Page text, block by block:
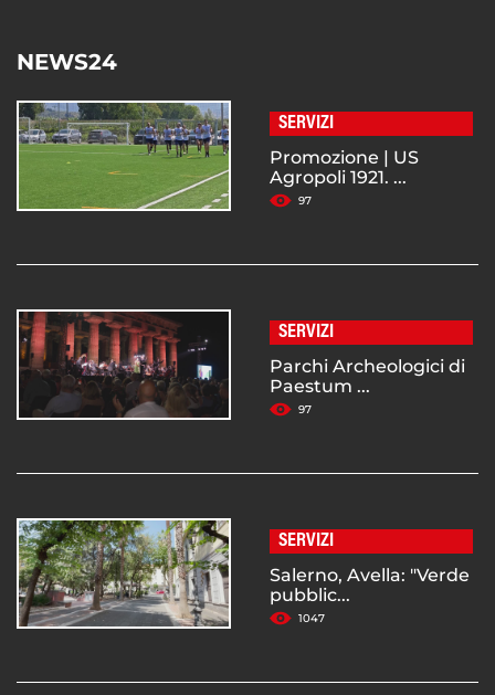
NEWS24
SERVIZI
Promozione | US
Agropoli 1921. ...
97
SERVIZI
Parchi Archeologici di
Paestum ...
97
SERVIZI
Salerno, Avella: "Verde
pubblic...
1047